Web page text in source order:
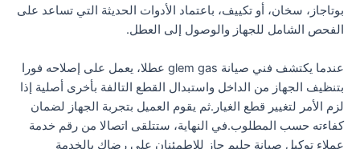
بوتاجاز، سخان، أو تكييف، باعتماد الأدوات الحديثة التي تساعد على
الفحص الشامل للجهاز والوصول إلى العطل.
عندما يكتشف فني صيانة glem gas عطلا، يعمل على إصلاحه فورا
بتنظيف الجهاز من الداخل واستبدال القطع التالفة بأخرى أصلية إذا
لزم الأمر لتغيير قطع الغيار.ثم يقوم العميل بتجربة الجهاز لضمان
كفاءته حسب المطلوب.في النهاية، ستتلقى اتصالا من رقم خدمة
عملاء توكيل صيانة جليم جاز للاطمئنان على رضاك بالخدمة